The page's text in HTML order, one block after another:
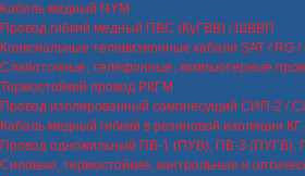
Кабель медный NYM
Провод гибкий медный ПВС (КуГВВ) / ШВВП
Коаксиальные телевизионные кабели SAT / RG /
Слаботочные, телефонные, компьютерные
Термостойкий провод РКГМ
Провод изолированный самонесущий СИП-2 /
Кабель медный гибкий в резиновой изоляции
Провод одножильный ПВ-1 (ПУВ), ПВ-3 (ПУГВ),
Силовые, термостойкие, контрольные и